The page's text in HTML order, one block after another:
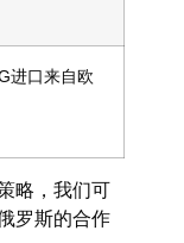
进口来自欧
略，我们可
罗斯的合作